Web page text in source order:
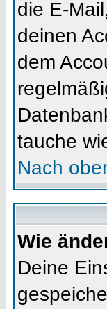
die E-
deinen
dem
tauche
Nach
Wie
Deine